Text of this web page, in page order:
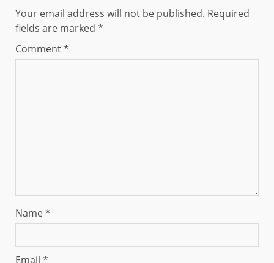
Your email address will not be published. Required
fields are marked *
Comment*
Name*
Email *